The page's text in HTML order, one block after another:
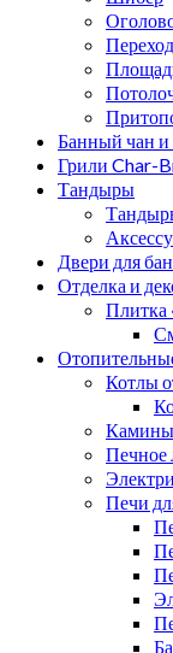
Переход
Банный чан и
Грили Char-
Тандыры
Двери для
Отделка и
Плитка
Котлы
Камины
Печное
Печи